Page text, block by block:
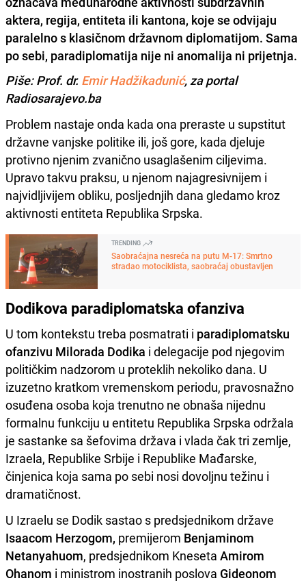
aktera, regija, entiteta ili kantona, koje se odvijaju
paralelno s klasičnom državnom diplomatijom. Sama
po sebi, paradiplomatija nije ni anomalija ni prijetnja.
Piše: Prof. dr. Emir Hadžikadunić, za portal
Radiosarajevo.ba
Problem nastaje onda kada ona preraste u supstitut
državne vanjske politike ili, još gore, kada djeluje
protivno njenim zvanično usaglašenim ciljevima.
Upravo takvu praksu, u njenom najagresivnijem i
najvidljivijem obliku, posljednjih dana gledamo kroz
aktivnosti entiteta Republika Srpska.
TRENDING
Saobraćajna nesreća na putu M-17: Smrtno
stradao motociklista, saobraćaj obustavljen
Dodikova paradiplomatska ofanziva
U tom kontekstu treba posmatrati i paradiplomatsku
ofanzivu Milorada Dodika i delegacije pod njegovim
političkim nadzorom u proteklih nekoliko dana. U
izuzetno kratkom vremenskom periodu, pravosnažno
osuđena osoba koja trenutno ne obnaša nijednu
formalnu funkciju u entitetu Republika Srpska održala
je sastanke sa šefovima država i vlada čak tri zemlje,
Izraela, Republike Srbije i Republike Mađarske,
činjenica koja sama po sebi nosi dovoljnu težinu i
dramatičnost.
U Izraelu se Dodik sastao s predsjednikom države
Isaacom Herzogom, premijerom Benjaminom
Netanyahuom, predsjednikom Kneseta Amirom
Ohanom i ministrom inostranih poslova Gideonom